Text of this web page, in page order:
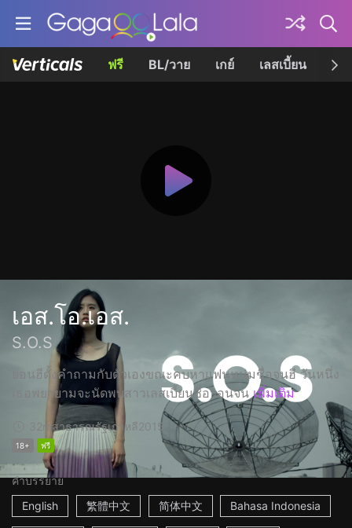
ฟรี BL/วาย เกย์ เลสเบี้ยน เค
เอส.โอ.เอส.
S.O.S
ยอนฮีตั้งคำถามกับตัวเองขณะคบหาแฟนหนุ่มชื่อจุนฮี วันหนึ่ง
เธอพยายามจะนัดพบสาวเลสเบี้ยนชื่อวอนจิน เพิ่มเติม
32mสาธารณรัฐเกาหลี 2015
18+ ฟรี
คำบรรยาย
English
繁體中文 简体中文 Bahasa Indonesia